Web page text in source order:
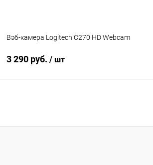
Вэб-камера Logitech C270 HD Webcam
3 290 руб. / шт
К сравнению